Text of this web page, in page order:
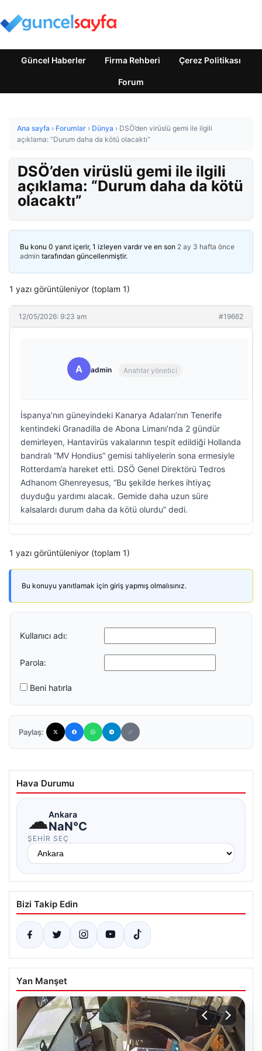
Güncel Haberler Firma Rehberi Çerez Politikası
Forum
Ana sayfa › Forumlar › Dünya › DSÖ’den virüslü gemi ile ilgili
açıklama: “Durum daha da kötü olacaktı”
DSÖ’den virüslü gemi ile ilgili
açıklama: “Durum daha da kötü
olacaktı”
Bu konu 0 yanıt içerir, 1 izleyen vardır ve en son 2 ay 3 hafta önce
admin tarafından güncellenmiştir.
1 yazı görüntüleniyor (toplam 1)
12/05/2026: 9:23 am #19662
A admin Anahtar yönetici
İspanya’nın güneyindeki Kanarya Adaları’nın Tenerife
kentindeki Granadilla de Abona Limanı’nda 2 gündür
demirleyen, Hantavirüs vakalarının tespit edildiği Hollanda
bandralı “MV Hondius” gemisi tahliyelerin sona ermesiyle
Rotterdam’a hareket etti. DSÖ Genel Direktörü Tedros
Adhanom Ghenreyesus, “Bu şekilde herkes ihtiyaç
duyduğu yardımı alacak. Gemide daha uzun süre
kalsalardı durum daha da kötü olurdu” dedi.
1 yazı görüntüleniyor (toplam 1)
Bu konuyu yanıtlamak için giriş yapmış olmalısınız.
Kullanıcı adı:
Parola:
Beni hatırla
Paylaş:
Hava Durumu
☁Ankara
NaN°C
ŞEHIR SEÇ
Bizi Takip Edin
Yan Manşet